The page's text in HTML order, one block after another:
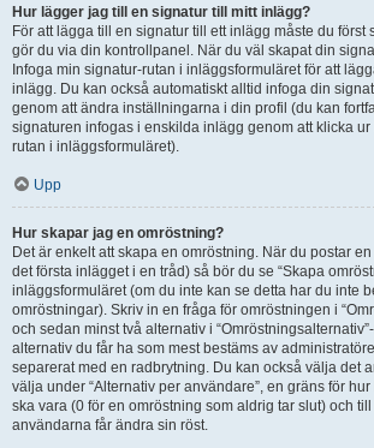
Hur lägger jag till en signatur till mitt inlägg?
För att lägga till en signatur till ett inlägg måste du först
gör du via din kontrollpanel. När du väl skapat din
Infoga min signatur-rutan i inläggsformuläret för att
inlägg. Du kan också automatiskt alltid infoga din
genom att ändra inställningarna i din profil (du kan
signaturen infogas i enskilda inlägg genom att klicka
rutan i inläggsformuläret).
Upp
Hur skapar jag en omröstning?
Det är enkelt att skapa en omröstning. När du postar
det första inlägget i en tråd) så bör du se “Skapa
inläggsformuläret (om du inte kan se detta har du inte
omröstningar). Skriv in en fråga för omröstningen i
och sedan minst två alternativ i
alternativ du får ha som mest bestäms av
separerat med en radbrytning. Du kan också välja det
välja under “Alternativ per användare”, en gräns för
ska vara (0 för en omröstning som aldrig tar slut) och
användarna får ändra sin röst.